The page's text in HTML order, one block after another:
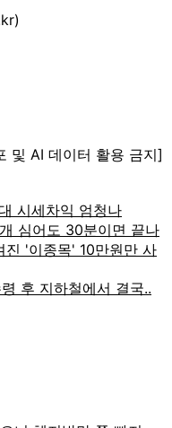
및 AI 데이터 활용 금지]